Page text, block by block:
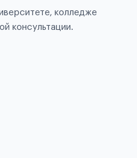
колледже
консультации.